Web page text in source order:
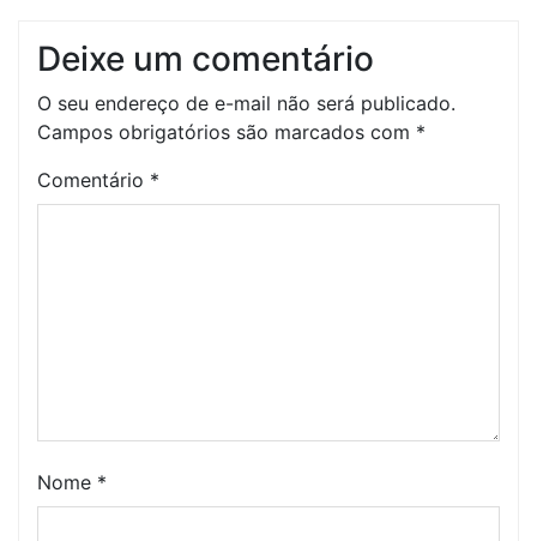
Deixe um comentário
O seu endereço de e-mail não será publicado.
Campos obrigatórios são marcados com *
Comentário *
Nome *